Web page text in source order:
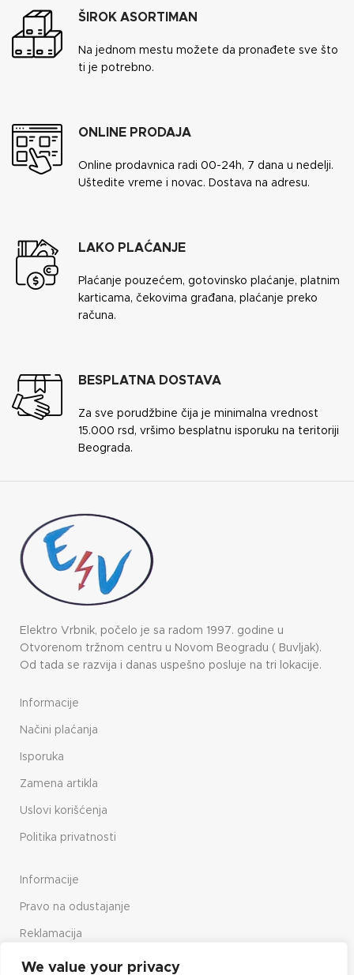
We value your privacy
ŠIROK ASORTIMAN
Na jednom mestu možete da pronađete sve što
ti je potrebno.
ONLINE PRODAJA
Online prodavnica radi 00-24h, 7 dana u nedelji.
Uštedite vreme i novac. Dostava na adresu.
LAKO PLAĆANJE
Plaćanje pouzećem, gotovinsko plaćanje, platnim
karticama, čekovima građana, plaćanje preko
računa.
BESPLATNA DOSTAVA
Za sve porudžbine čija je minimalna vrednost
15.000 rsd, vršimo besplatnu isporuku na teritoriji
Beograda.
Elektro Vrbnik, počelo je sa radom 1997. godine u
Otvorenom tržnom centru u Novom Beogradu ( Buvljak).
Od tada se razvija i danas uspešno posluje na tri lokacije.
Informacije
Načini plaćanja
Isporuka
Zamena artikla
Uslovi korišćenja
Politika privatnosti
Informacije
Pravo na odustajanje
Reklamacija
Način upotrebe sajta